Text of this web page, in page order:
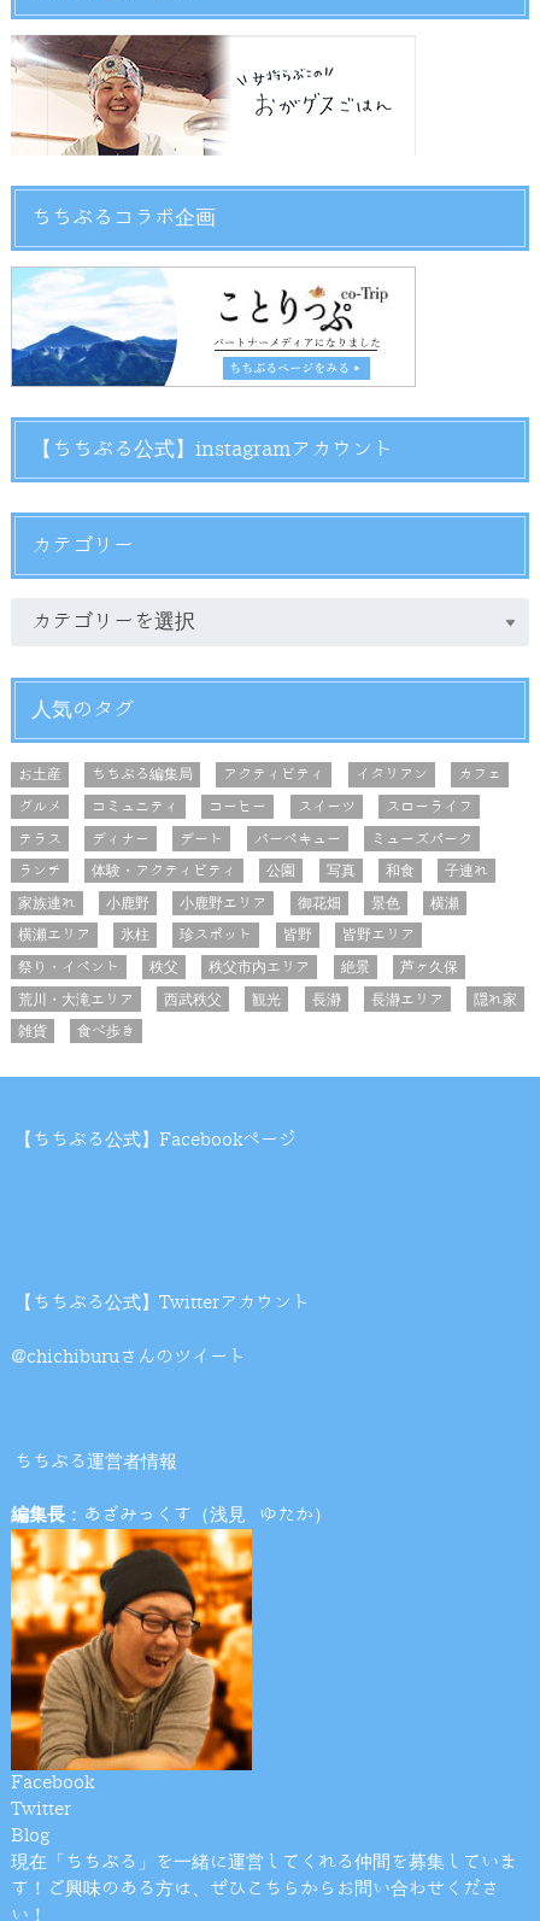
ちちぶるコラボ企画
【ちちぶる公式】instagramアカウント
カテゴリー
人気のタグ
お土産 ちちぶる編集局 アクティビティ イタリアン
カフェ
グルメ
コミュニティ コーヒー スイーツ
スローライフ
テラス
ディナー デート バーベキュー
ミューズパーク
ランチ
体験・アクティビティ 公園 写真 和食
子連れ
家族連れ
小鹿野 小鹿野エリア 御花畑 景色
横瀬
横瀬エリア
氷柱 珍スポット 皆野
皆野エリア
祭り・イベント
秩父 秩父市内エリア 絶景
芦ヶ久保
荒川・大滝エリア
西武秩父 観光 長瀞 長瀞エリア
隠れ家
雑貨
食べ歩き
【ちちぶる公式】Facebookページ
【ちちぶる公式】Twitterアカウント
@chichiburuさんのツイート
ちちぶる運営者情報
編集長：あざみっくす（浅見 ゆたか）
Facebook
Twitter
Blog
現在「ちちぶる」を一緒に運営してくれる仲間を募集していま
す！ご興味のある方は、ぜひこちらからお問い合わせくださ
い！